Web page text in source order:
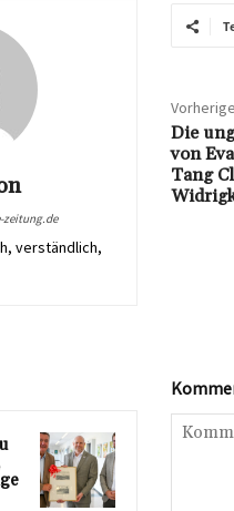
zeitung.de
verständlich,
Die
von
Tang